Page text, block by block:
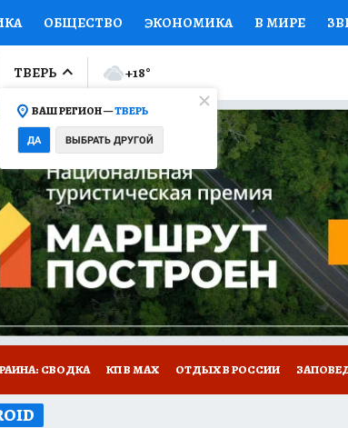
ОБЩЕСТВО ЭКОНОМИКА В МИРЕ
ПРОИСШЕСТВИЯ НАЦИОНАЛЬНЫЕ
ОТКРЫВАЕМ МИР Я ЗНАЮ СЕМЬЯ
СЕРИАЛЫ СПЕЦПРОЕКТЫ
КОЛЛЕКЦИИ КОНКУРСЫ РАБОТА У НАС
ТВЕРЬ
ВАШ РЕГИОН —ТВЕРЬ
ДА ВЫБРАТЬ ДРУГОЙ
+18°
СВОДКА КП В МАХ ОТДЫХ В РОССИИ